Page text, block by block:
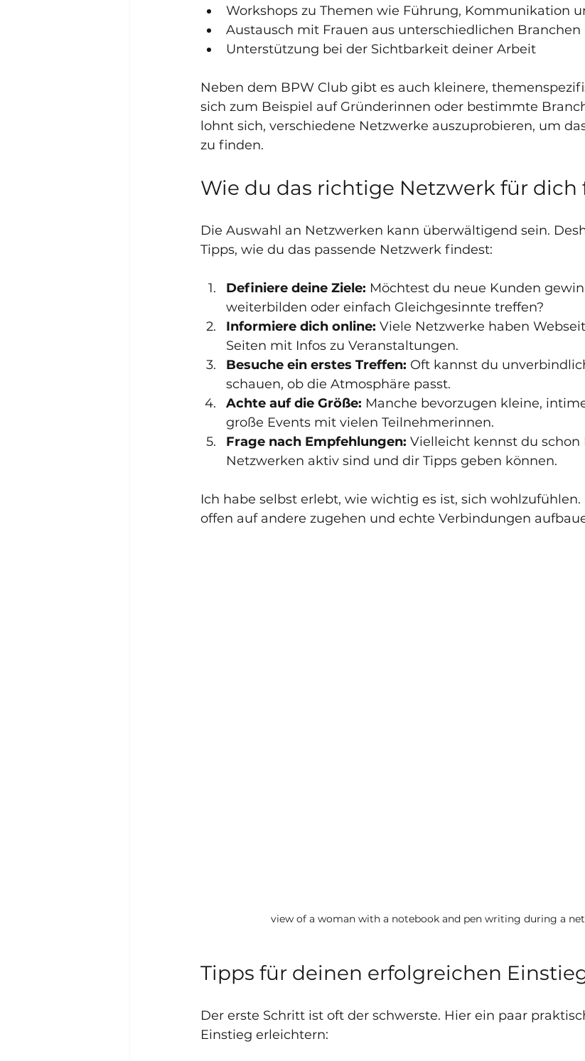
Workshops zu Themen wie Führung, Kommunikation
Austausch mit Frauen aus unterschiedlichen Branchen
Unterstützung bei der Sichtbarkeit deiner Arbeit
Neben dem BPW Club gibt es auch kleinere,
sich zum Beispiel auf Gründerinnen oder bestimmte
lohnt sich, verschiedene Netzwerke auszuprobieren, um
zu finden.
Wie du das richtige Netzwerk für dich
Die Auswahl an Netzwerken kann überwältigend sein.
Tipps, wie du das passende Netzwerk findest:
Definiere deine Ziele: Möchtest du neue Kunden
weiterbilden oder einfach Gleichgesinnte treffen?
Informiere dich online: Viele Netzwerke haben
Seiten mit Infos zu Veranstaltungen.
Besuche ein erstes Treffen: Oft kannst du
schauen, ob die Atmosphäre passt.
Achte auf die Größe: Manche bevorzugen kleine,
große Events mit vielen Teilnehmerinnen.
Frage nach Empfehlungen: Vielleicht kennst du schon
Netzwerken aktiv sind und dir Tipps geben können.
Ich habe selbst erlebt, wie wichtig es ist, sich
offen auf andere zugehen und echte Verbindungen
view of a woman with a notebook and pen writing during a
Tipps für deinen erfolgreichen
Der erste Schritt ist oft der schwerste. Hier ein paar
Einstieg erleichtern: